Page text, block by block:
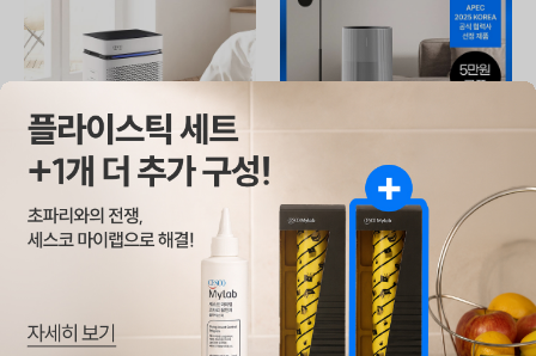
EP-320
스마트핏 공기청정기 (10)
구매 590,000
650,000원
EADS531
트루살균 공기청정기 판테온 (20평/코
튼 화이트)
렌탈월 34,900원
47,900
구매 1,027,000